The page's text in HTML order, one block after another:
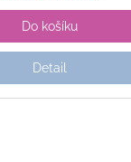
Do košíku
Detail